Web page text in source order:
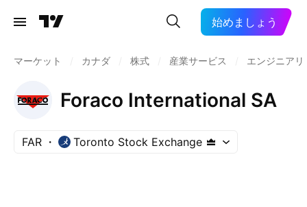
始めましょう
マーケット カナダ 株式 産業サービス エンジニア
Foraco International SA
FAR Toronto Stock Exchange